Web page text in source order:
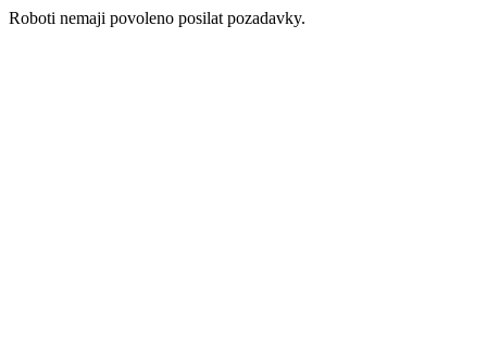
Roboti nemaji povoleno posilat pozadavky.